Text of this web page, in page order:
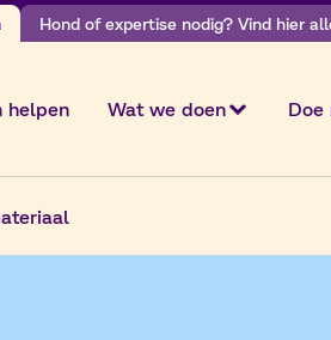
Hond of expertise nodig? Vind hier
helpen Wat we doen Doe